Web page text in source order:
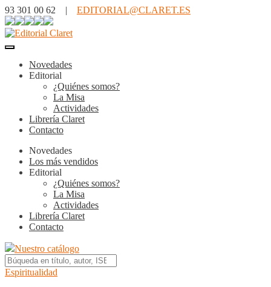
93 301 00 62 | EDITORIAL@CLARET.ES
Novedades
Editorial
¿Quiénes somos?
La Misa
Actividades
Librería Claret
Contacto
Novedades
Los más vendidos
Editorial
¿Quiénes somos?
La Misa
Actividades
Librería Claret
Contacto
Nuestro catálogo
Espiritualidad